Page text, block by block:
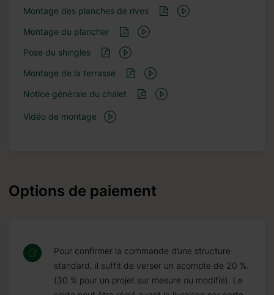
Montage des planches de rives
Montage du plancher
Pose du shingles
Montage de la terrasse
Notice générale du chalet
Vidéo de montage
Options de paiement
Pour confirmer la commande d’une structure
standard, il suffit de verser un acompte de 20 %.
(30 % pour un projet sur mesure ou modifié). Le